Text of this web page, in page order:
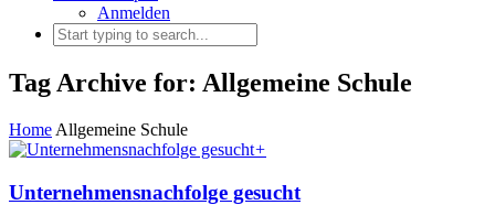
Anmelden
Tag Archive for: Allgemeine Schule
Home Allgemeine Schule
+
Unternehmensnachfolge gesucht